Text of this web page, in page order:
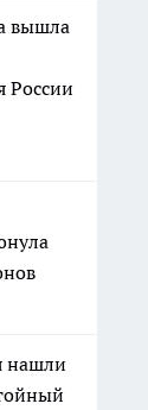
вышла
России
нашли